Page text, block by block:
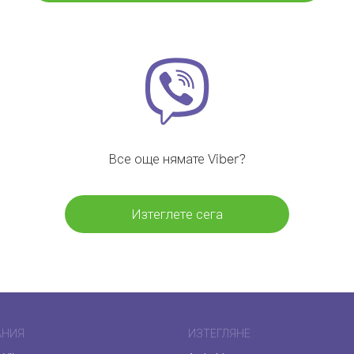
Все още нямате Viber?
Изтеглете сега
ИЗТЕГЛЯНЕ